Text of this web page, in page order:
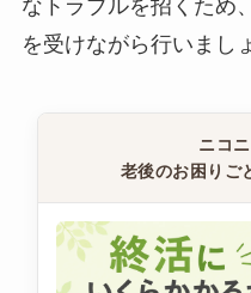
なトラブルを招くため
を受けながら行いまし
ニコ
老後のお困りご